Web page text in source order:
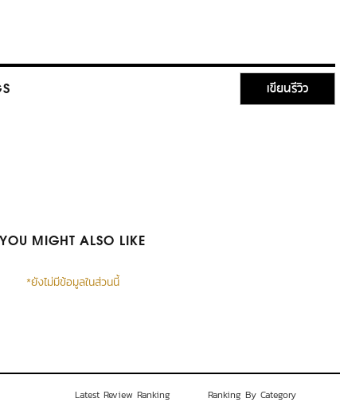
เขียนรีวิว
YOU MIGHT ALSO LIKE
*ยังไม่มีข้อมูลในส่วนนี้
Latest Review Ranking Ranking By Category